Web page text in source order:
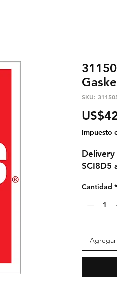
SKU:
Impuesto
SCI8D5
Cantidad *